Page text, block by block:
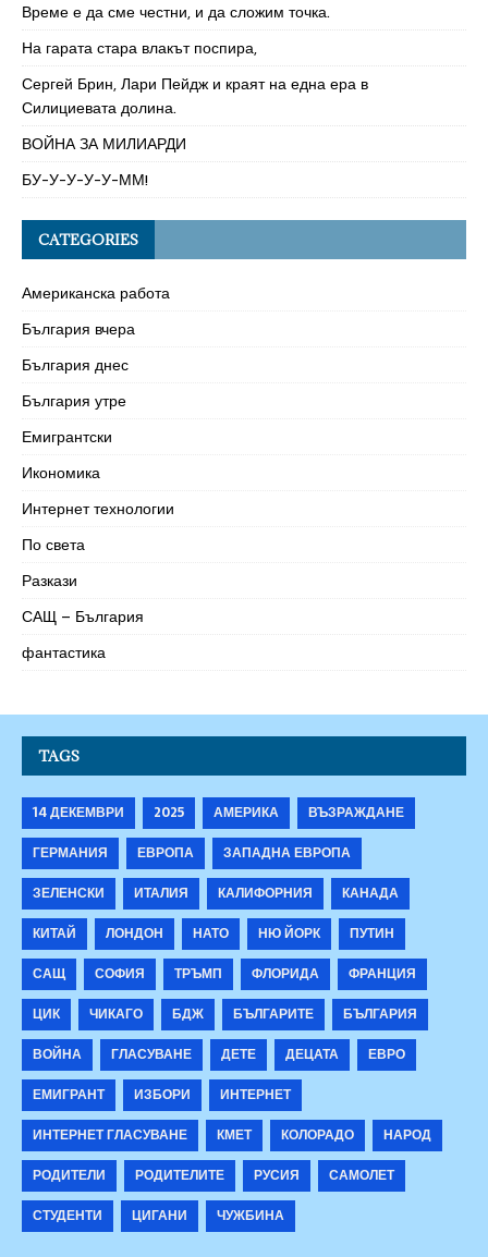
Време е да сме честни, и да сложим точка.
На гарата стара влакът поспира,
Сергей Брин, Лари Пейдж и краят на една ера в
Силициевата долина.
ВОЙНА ЗА МИЛИАРДИ
БУ-У-У-У-У-ММ!
CATEGORIES
Американска работа
България вчера
България днес
България утре
Емигрантски
Икономика
Интернет технологии
По света
Разкази
САЩ – България
фантастика
TAGS
14 ДЕКЕМВРИ 2025 АМЕРИКА
ВЪЗРАЖДАНЕ
ГЕРМАНИЯ
ЕВРОПА
ЗАПАДНА ЕВРОПА
ЗЕЛЕНСКИ
ИТАЛИЯ КАЛИФОРНИЯ
КАНАДА
КИТАЙ
ЛОНДОН НАТО НЮ ЙОРК
ПУТИН
САЩ
СОФИЯ ТРЪМП ФЛОРИДА
ФРАНЦИЯ
ЦИК
ЧИКАГО БДЖ БЪЛГАРИТЕ
БЪЛГАРИЯ
ВОЙНА
ГЛАСУВАНЕ ДЕТЕ ДЕЦАТА
ЕВРО
ЕМИГРАНТ
ИЗБОРИ
ИНТЕРНЕТ
ИНТЕРНЕТ ГЛАСУВАНЕ
КМЕТ КОЛОРАДО
НАРОД
РОДИТЕЛИ
РОДИТЕЛИТЕ РУСИЯ
САМОЛЕТ
СТУДЕНТИ
ЦИГАНИ ЧУЖБИНА